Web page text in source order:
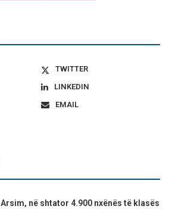
TWITTER
LINKEDIN
EMAIL
Arsim, në shtator 4.900 nxënës të klasës